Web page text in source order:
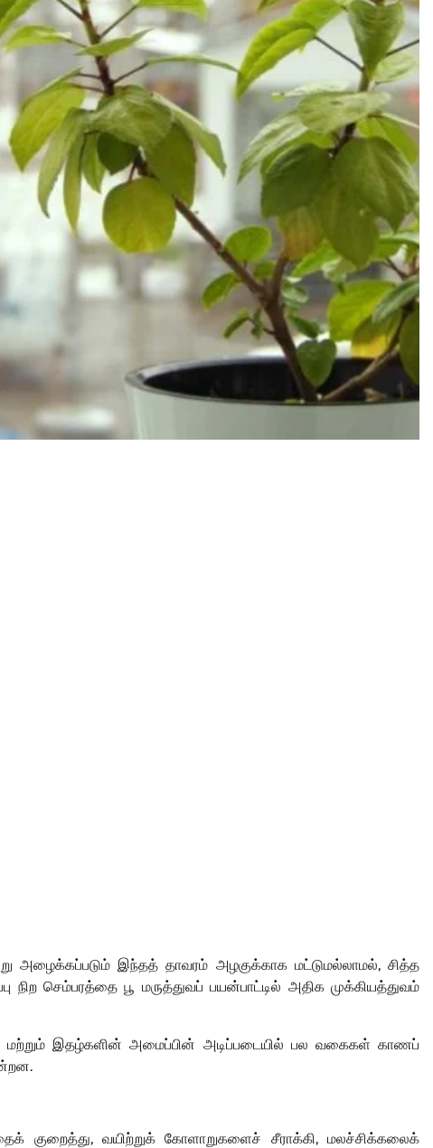
அழைக்கப்படும் இந்தத் தாவரம் அழகுக்காக மட்டுமல்லாமல், சித்த
நிற செம்பரத்தை பூ மருத்துவப் பயன்பாட்டில் அதிக முக்கியத்துவம்
மற்றும் இதழ்களின் அமைப்பின் அடிப்படையில் பல வகைகள் காணப்
குறைத்து, வயிற்றுக் கோளாறுகளைச் சீராக்கி, மலச்சிக்கலைக்